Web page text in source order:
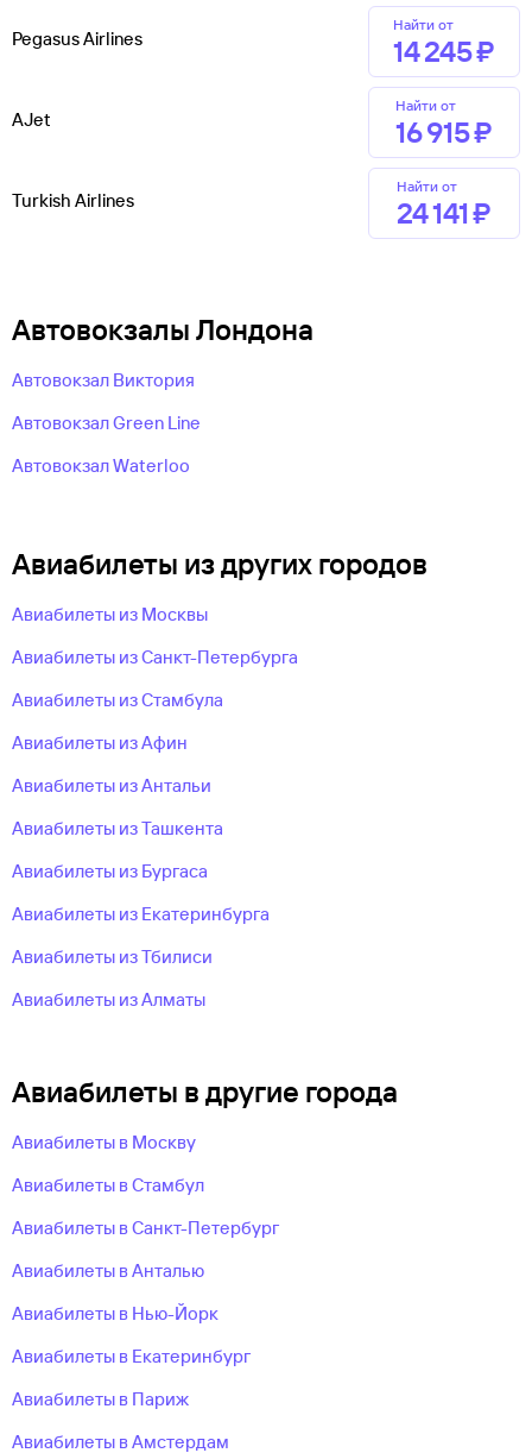
Pegasus Airlines
Найти от
14 ⁠245 ⁠₽
AJet
Найти от
16 ⁠915 ⁠₽
Turkish Airlines
Найти от
24 ⁠141 ⁠₽
Автовокзалы Лондона
Автовокзал Виктория
Автовокзал Green Line
Автовокзал Waterloo
Авиабилеты из других городов
Авиабилеты из Москвы
Авиабилеты из Санкт-Петербурга
Авиабилеты из Стамбула
Авиабилеты из Афин
Авиабилеты из Антальи
Авиабилеты из Ташкента
Авиабилеты из Бургаса
Авиабилеты из Екатеринбурга
Авиабилеты из Тбилиси
Авиабилеты из Алматы
Авиабилеты в другие города
Авиабилеты в Москву
Авиабилеты в Стамбул
Авиабилеты в Санкт-Петербург
Авиабилеты в Анталью
Авиабилеты в Нью-Йорк
Авиабилеты в Екатеринбург
Авиабилеты в Париж
Авиабилеты в Амстердам